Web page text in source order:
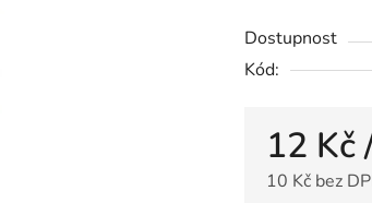
Dostupnost
Kód:
12 Kč
10 Kč bez